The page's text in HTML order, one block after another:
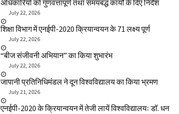
अधिकारियों को गुणवत्तापूर्ण तथा समयबद्ध कार्यों के दिए निर्देश
July 22, 2026
शिक्षा विभाग में एनईपी-2020 क्रियान्वयन के 71 लक्ष्य पूर्ण
July 22, 2026
“बीज संजीवनी अभियान” का किया शुभारंभ
July 22, 2026
जापानी प्रतिनिधिमंडल ने दून विश्वविद्यालय का किया भ्रमण
July 21, 2026
एनईपी-2020 के क्रियान्वयन में तेजी लायें विश्वविद्यालयः डॉ. धन